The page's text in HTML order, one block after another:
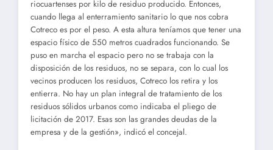
riocuartenses por kilo de residuo producido. Entonces,
cuando llega al enterramiento sanitario lo que nos cobra
Cotreco es por el peso. A esta altura teníamos que tener una
espacio físico de 550 metros cuadrados funcionando. Se
puso en marcha el espacio pero no se trabaja con la
disposición de los residuos, no se separa, con lo cual los
vecinos producen los residuos, Cotreco los retira y los
entierra. No hay un plan integral de tratamiento de los
residuos sólidos urbanos como indicaba el pliego de
licitación de 2017. Esas son las grandes deudas de la
empresa y de la gestión», indicó el concejal.